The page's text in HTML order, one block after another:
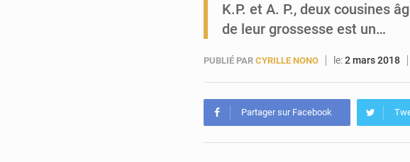
K.P. et A. P., deux cousines
de leur grossesse est un…
PUBLIÉ PAR CYRILLE NONO le:2 mars 2018
Partager sur Facebook